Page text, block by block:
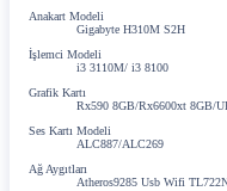
Anakart Modeli
Gigabyte H310M S2H
İşlemci Modeli
i3 3110M/ i3 8100
Grafik Kartı
Rx590 8GB/Rx6600xt 8GB/
Ses Kartı Modeli
ALC887/ALC269
Ağ Aygıtları
Atheros9285 Usb Wifi